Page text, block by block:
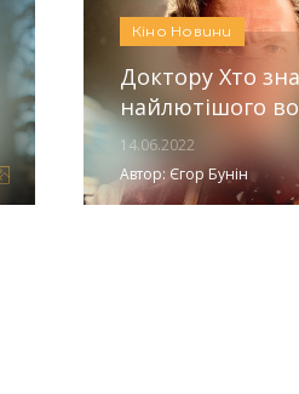
Кіно Новини
Доктору Хто
найлютішого
14.06.2022
Автор: Єгор Бунін